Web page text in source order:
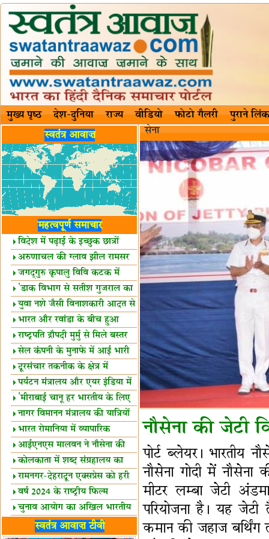
मुख्य पृष्ठ देश-दुनिया राज्य वीडियो फोटो गैलरी पुराने लिंक
स्वतंत्र आवाज़
महत्वपूर्ण समाचार
विदेश में पढ़ाई के इच्छुक छात्रों
केलिए खुशखबरी!
अरुणाचल की ग्लाव झील रामसर
स्थल घोषित
जगद्गुरु कृपालु विवि कटक में
शैक्षिक सत्र शुरू
'डाक विभाग से सतीश गुजराल का
रिश्ता गहरा'
युवा नशे जैसी विनाशकारी आदत से
दूर रहें-मोदी
भारत और रवांडा के बीच हुआ
व्यापार विस्तार
राष्ट्रपति द्रौपदी मुर्मु से मिले बस्तर
के प्रतिनिधि
सेल कंपनी के मुनाफे में आई भारी
उछाल!
दूरसंचार तकनीक के क्षेत्र में
उत्कृष्टता पुरस्कार
पर्यटन मंत्रालय और एयर इंडिया में
समझौता
'मीराबाई चानू हर भारतीय के लिए
प्रेरणा'
नागर विमानन मंत्रालय की यात्रियों
को सलाह
भारत रोमानिया में व्यापारिक
साझेदारियां
आईएनएस मालवन ने नौसेना की
ताकत बढ़ाई
कोलकाता में शब्द संग्रहालय का
उद्घाटन
रामनगर-देहरादून एक्सप्रेस को हरी
झंडीवर्ष 2024 के राष्ट्रीय फिल्म
पुरस्कारों की घोषणा
चुनाव आयोग का अखिल भारतीय
मीडिया सम्मेलन
भारत में केवड़े का अस्तित्‍व 24
स्वतंत्र आवाज़ टीवी
सेना
नौसेना की जेटी
पोर्ट ब्लेयर।
नौसेना गोदी में नौसेना
मीटर लम्बा जेटी
परियोजना है। यह
कमान की जहाज बर्थिंग